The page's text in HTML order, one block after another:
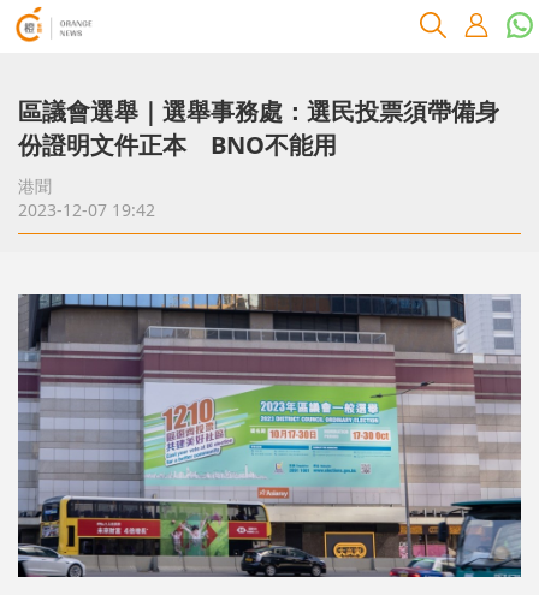
區議會選舉｜選舉事務處：選民投票須帶備身
份證明文件正本 BNO不能用
港聞
2023-12-07 19:42